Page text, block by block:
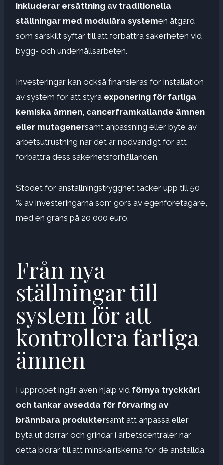
inkluderar ersättning av traditionella
ställningar med modulära systemen åtgärd
som särskilt syftar till att förbättra säkerheten vid
bygg- och underhållsarbeten.
Investeringar kan också finansieras för installation
av system för att styra exponering för farliga
kemiska ämnen, cancerframkallande ämnen
eller mutagenersamt anpassning eller byte av
arbetsutrustning när det är nödvändigt för att
förbättra dess säkerhetsförhållanden.
Stödet för anställningstrygghet täcker upp till 50
% av investeringarna som görs av egenföretagare,
med en gräns på 20 000 euro.
Från nya
ställningar till
system för att
kontrollera farliga
ämnen
I uppropet ingår även hjälp vid förnya tryckkärl
och tankar avsedda för förvaring av
brännbara produktersamt att anpassa eller
byta ut dörrar och grindar i arbetscentraler när
detta bidrar till att minska riskerna för de anställda.